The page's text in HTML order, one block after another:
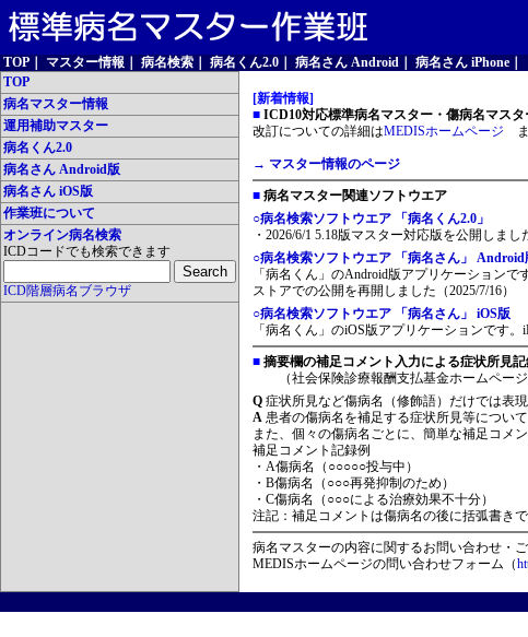
TOP マスター情報 病名検索 病名くん2.0 病名さん Android 病名さん iPhone
TOP
病名マスター情報
運用補助マスター
病名くん2.0
病名さん Android版
病名さん iOS版
作業班について
オンライン病名検索
ICDコードでも検索できます
ICD階層病名ブラウザ
[新着情報]
■ ICD10対応標準病名マスター・傷病名マスタ
改訂についての詳細はMEDISホームページ
→ マスター情報のページ
■ 病名マスター関連ソフトウエア
○病名検索ソフトウエア 「病名くん2.0」
・2026/6/1 5.18版マスター対応版を公開しまし
○病名検索ソフトウエア 「病名さん」 Android
「病名くん」のAndroid版アプリケーション
ストアでの公開を再開しました（2025/7/16）
○病名検索ソフトウエア 「病名さん」 iOS版
「病名くん」のiOS版アプリケーションです。
■ 摘要欄の補足コメント入力による症状所見
（社会保険診療報酬支払基金ホームページ
Q 症状所見など傷病名（修飾語）だけでは表
A 患者の傷病名を補足する症状所見等につい
また、個々の傷病名ごとに、簡単な補足コメ
補足コメント記録例
・A傷病名（○○○○○投与中）
・B傷病名（○○○再発抑制のため）
・C傷病名（○○○による治療効果不十分）
注記：補足コメントは傷病名の後に括弧書きで
病名マスターの内容に関するお問い合わせ・
MEDISホームページの問い合わせフォーム（